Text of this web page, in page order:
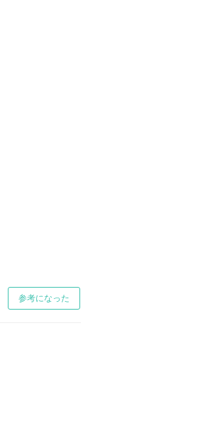
参考になった